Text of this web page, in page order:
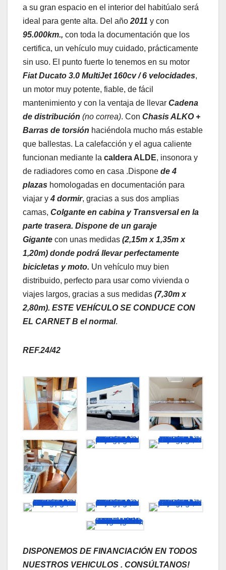
a su gran espacio en el interior del habitúalo será
ideal para gente alta. Del año 2011 y con
95.000km., con toda la documentación que los
certifica, un vehículo muy cuidado, prácticamente
sin uso. El punto fuerte lo tenemos en su motor
FiatDucato 3.0 MultiJet 160cv / 6 velocidades,
un motor muy potente, fiable, de fácil
mantenimiento y con la ventaja de llevar Cadena
de distribución (no correa). Con Chasis ALKO +
Barras de torsión haciéndola mucho más estable
que ballestas. La calefacción y el agua caliente
funcionan mediante la caldera ALDE, insonora y
de radiadores como en casa .Dispone de 4
plazas homologadas en documentación para
viajar y4 dormir, gracias a sus dos amplias
camas, Colgante en cabina y Transversal en la
parte trasera. Dispone de un garaje
Gigante con unas medidas (2,15m x 1,35m x
1,20m) donde podrá llevar perfectamente
bicicletas y moto. Un vehículo muy bien
distribuido, perfecto para usar como vivienda o
viajes largos, gracias a sus medidas (7,30m x
2,80m). ESTE VEHÍCULO SE CONDUCE CON
EL CARNET B el normal.
REF.24/42
DISPONEMOS DE FINANCIACIÓN EN TODOS
NUESTROS VEHICULOS . CONSÚLTANOS!